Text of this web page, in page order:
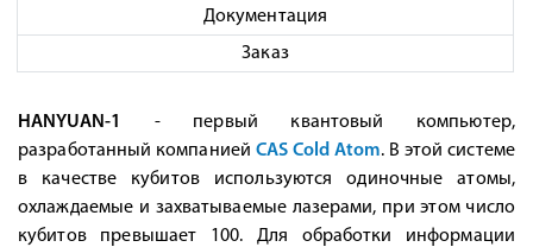
Документация
Заказ
HANYUAN-1
- первый квантовый компьютер,
разработанный компанией CAS Cold Atom. В этой системе
в качестве кубитов используются одиночные атомы,
охлаждаемые и захватываемые лазерами, при этом число
кубитов превышает 100. Для обработки информации